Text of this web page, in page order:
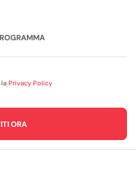
Privacy Policy